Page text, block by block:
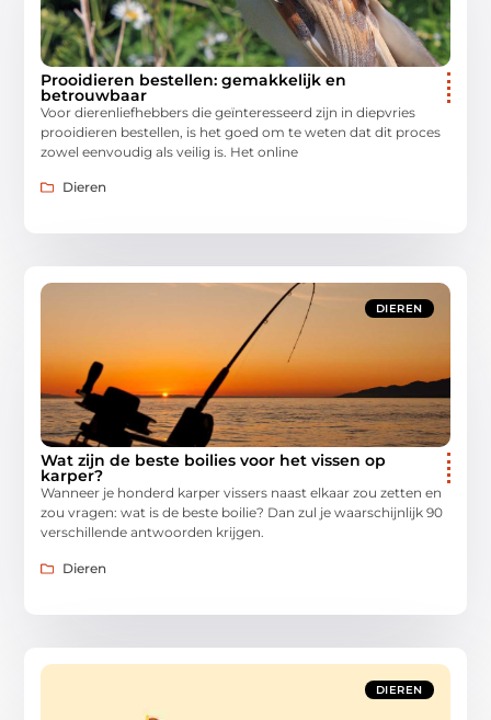
Prooidieren bestellen: gemakkelijk en
betrouwbaar
Voor dierenliefhebbers die geïnteresseerd zijn in diepvries
prooidieren bestellen, is het goed om te weten dat dit proces
zowel eenvoudig als veilig is. Het online
Dieren
DIEREN
Wat zijn de beste boilies voor het vissen op
karper?
Wanneer je honderd karper vissers naast elkaar zou zetten en
zou vragen: wat is de beste boilie? Dan zul je waarschijnlijk 90
verschillende antwoorden krijgen.
Dieren
DIEREN